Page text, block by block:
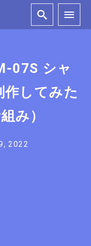
07S シャ
作してみた
み）
2022